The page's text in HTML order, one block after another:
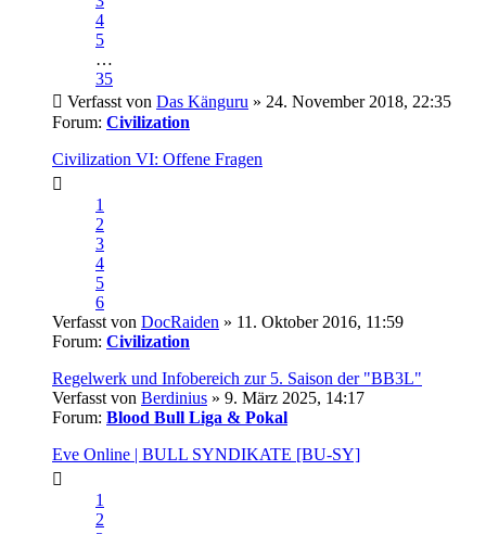
4
5
…
35
Verfasst von Das Känguru » 24. November 2018, 22:35
Forum: Civilization
Civilization VI: Offene Fragen
1
2
3
4
5
6
Verfasst von DocRaiden » 11. Oktober 2016, 11:59
Forum: Civilization
Regelwerk und Infobereich zur 5. Saison der "BB3L"
Verfasst von Berdinius » 9. März 2025, 14:17
Forum: Blood Bull Liga & Pokal
Eve Online | BULL SYNDIKATE [BU-SY]
1
2